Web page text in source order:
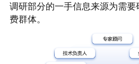
调研部分的一手信息来源为需
费群体。